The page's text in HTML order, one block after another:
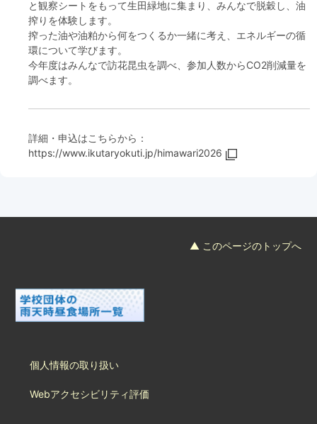
と観察シートをもって生田緑地に集まり、みんなで脱穀し、油
搾りを体験します。
搾った油や油粕から何をつくるか一緒に考え、エネルギーの循
環について学びます。
今年度はみんなで訪花昆虫を調べ、参加人数からCO2削減量を
調べます。
詳細・申込はこちらから：
https://www.ikutaryokuti.jp/himawari2026
▲ このページのトップへ
個人情報の取り扱い
Webアクセシビリティ評価